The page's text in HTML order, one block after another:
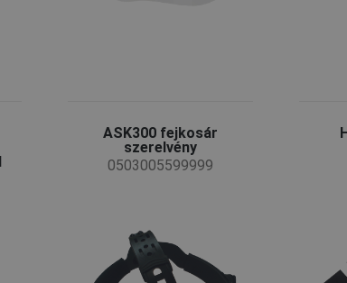
ASK300 fejkosár
szerelvény
0503005599999